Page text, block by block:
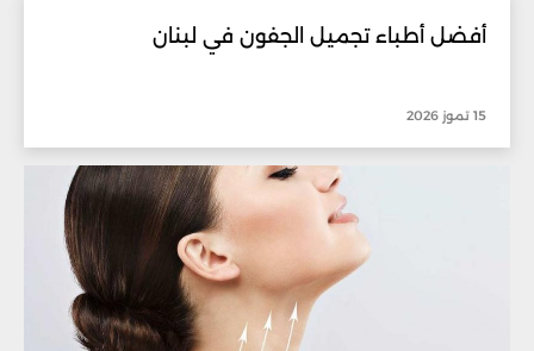
أفضل أطباء تجميل الجفون في لبنان
15 تموز 2026